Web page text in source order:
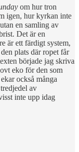
om hur tron
igen, hur kyrkan inte
en samling av
Det är en
är ett färdigt system,
plats där ropet får
började jag skriva
eko för den som
också många
av
inte upp idag